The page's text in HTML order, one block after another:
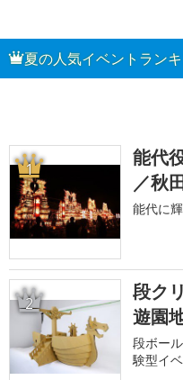
夏の人気イベントランキ
1
能代
／秋
能代に
2
段ク
遊園
段ボー
験型イ